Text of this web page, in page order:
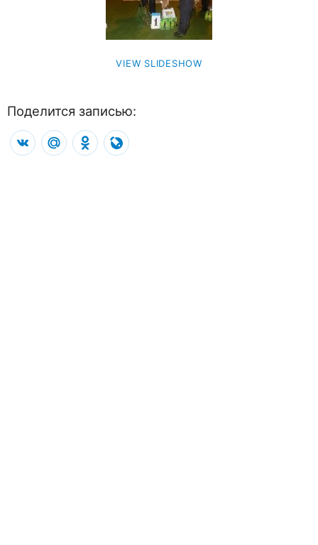
VIEW SLIDESHOW
Поделится записью:
VK Mail.RuOdnoklassniki